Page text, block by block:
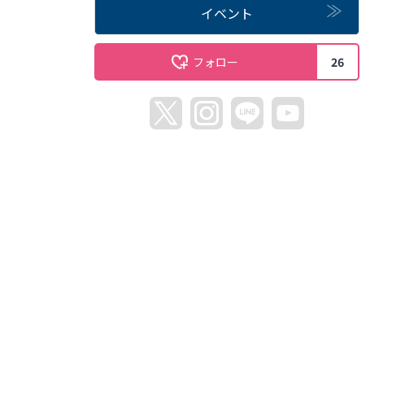
イベント
フォロー 26